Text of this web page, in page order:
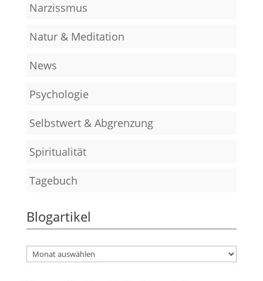
Narzissmus
Natur & Meditation
News
Psychologie
Selbstwert & Abgrenzung
Spiritualität
Tagebuch
Blogartikel